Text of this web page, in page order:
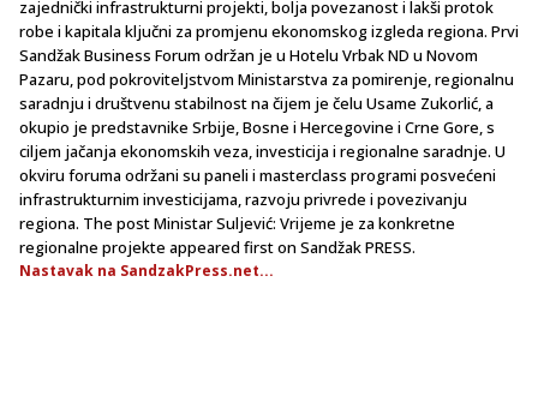
zajednički infrastrukturni projekti, bolja povezanost i lakši protok
robe i kapitala ključni za promjenu ekonomskog izgleda regiona. Prvi
Sandžak Business Forum održan je u Hotelu Vrbak ND u Novom
Pazaru, pod pokroviteljstvom Ministarstva za pomirenje, regionalnu
saradnju i društvenu stabilnost na čijem je čelu Usame Zukorlić, a
okupio je predstavnike Srbije, Bosne i Hercegovine i Crne Gore, s
ciljem jačanja ekonomskih veza, investicija i regionalne saradnje. U
okviru foruma održani su paneli i masterclass programi posvećeni
infrastrukturnim investicijama, razvoju privrede i povezivanju
regiona. The post Ministar Suljević: Vrijeme je za konkretne
regionalne projekte appeared first on Sandžak PRESS.
Nastavak na SandzakPress.net...